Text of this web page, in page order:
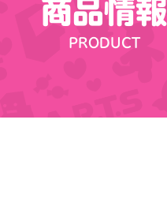
商品情報
PRODUCT